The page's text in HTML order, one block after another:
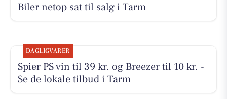
Biler netop sat til salg i Tarm
DAGLIGVARER
Spier PS vin til 39 kr. og Breezer til 10 kr. -
Se de lokale tilbud i Tarm